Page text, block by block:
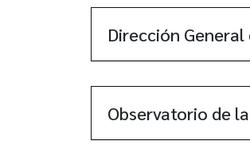
Dirección
Observatorio de